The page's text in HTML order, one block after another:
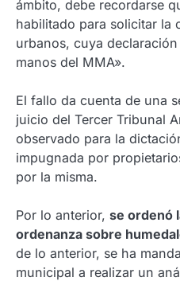
ámbito, debe recordarse
habilitado para solicitar la
urbanos, cuya
manos del MMA».
El fallo da cuenta de una
juicio del Tercer Tribunal
observado para la
impugnada por
por la misma.
Por lo anterior, se ordenó
ordenanza sobre
de lo anterior, se ha
municipal a realizar un